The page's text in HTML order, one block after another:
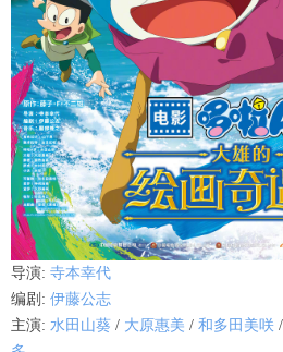
导演: 寺本幸代
编剧 : 伊藤公志
主演: 水田山葵 / 大原惠美 / 和多田美咲 /